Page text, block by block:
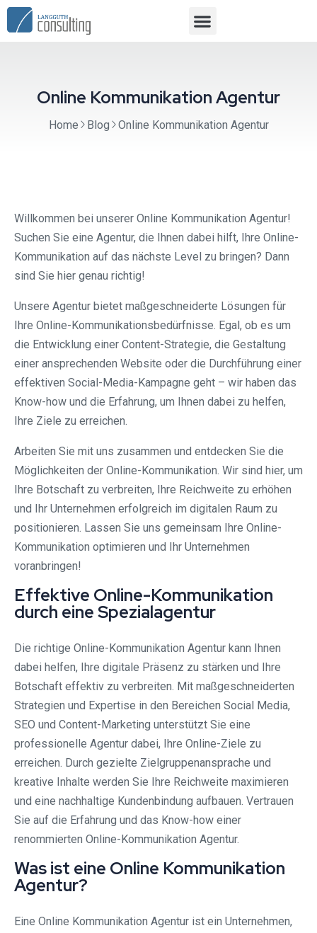
Online Kommunikation Agentur
Home Blog Online Kommunikation Agentur
Willkommen bei unserer Online Kommunikation Agentur!
Suchen Sie eine Agentur, die Ihnen dabei hilft, Ihre Online-
Kommunikation auf das nächste Level zu bringen? Dann
sind Sie hier genau richtig!
Unsere Agentur bietet maßgeschneiderte Lösungen für
Ihre Online-Kommunikationsbedürfnisse. Egal, ob es um
die Entwicklung einer Content-Strategie, die Gestaltung
einer ansprechenden Website oder die Durchführung einer
effektiven Social-Media-Kampagne geht – wir haben das
Know-how und die Erfahrung, um Ihnen dabei zu helfen,
Ihre Ziele zu erreichen.
Arbeiten Sie mit uns zusammen und entdecken Sie die
Möglichkeiten der Online-Kommunikation. Wir sind hier, um
Ihre Botschaft zu verbreiten, Ihre Reichweite zu erhöhen
und Ihr Unternehmen erfolgreich im digitalen Raum zu
positionieren. Lassen Sie uns gemeinsam Ihre Online-
Kommunikation optimieren und Ihr Unternehmen
voranbringen!
Effektive Online-Kommunikation
durch eine Spezialagentur
Die richtige Online-Kommunikation Agentur kann Ihnen
dabei helfen, Ihre digitale Präsenz zu stärken und Ihre
Botschaft effektiv zu verbreiten. Mit maßgeschneiderten
Strategien und Expertise in den Bereichen Social Media,
SEO und Content-Marketing unterstützt Sie eine
professionelle Agentur dabei, Ihre Online-Ziele zu
erreichen. Durch gezielte Zielgruppenansprache und
kreative Inhalte werden Sie Ihre Reichweite maximieren
und eine nachhaltige Kundenbindung aufbauen. Vertrauen
Sie auf die Erfahrung und das Know-how einer
renommierten Online-Kommunikation Agentur.
Was ist eine Online Kommunikation
Agentur?
Eine Online Kommunikation Agentur ist ein Unternehmen,